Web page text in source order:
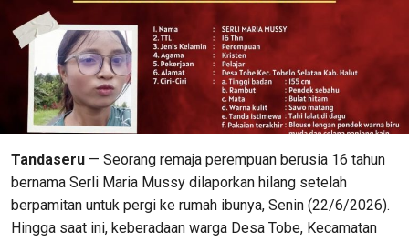
Tandaseru — Seorang remaja perempuan berusia 16 tahun
bernama Serli Maria Mussy dilaporkan hilang setelah
berpamitan untuk pergi ke rumah ibunya, Senin (22/6/2026).
Hingga saat ini, keberadaan warga Desa Tobe, Kecamatan